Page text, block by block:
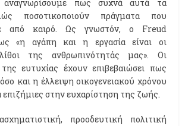
αναγνωρίσουμε πως συχνά αυτά τα
ποσοτικοποιούν πράγματα που
από καιρό. Ως γνωστόν, ο Freud
«η αγάπη και η εργασία είναι οι
λίθοι της ανθρωπινότητάς μας». Οι
της ευτυχίας έχουν επιβεβαιώσει πως
και η έλλειψη οικογενειακού χρόνου
επιζήμιες στην ευχαρίστηση της ζωής.
προοδευτική πολιτική